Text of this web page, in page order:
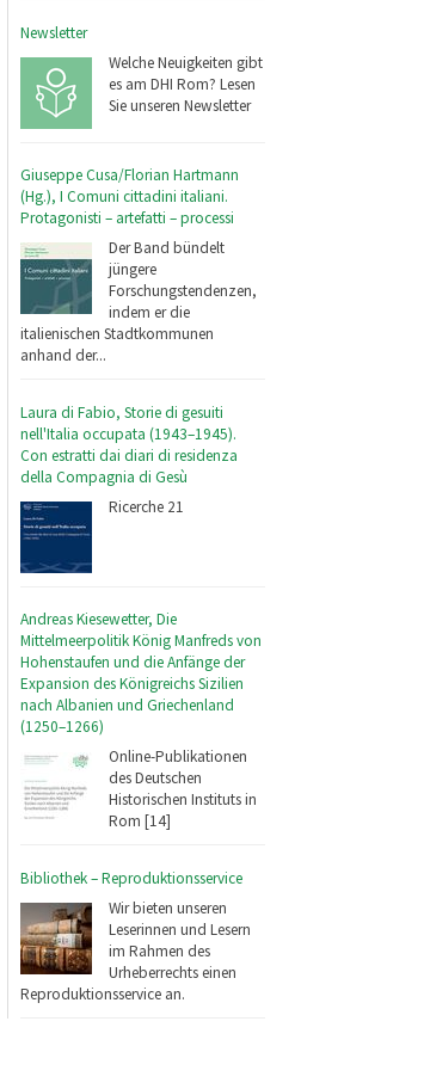
Newsletter
Welche Neuigkeiten gibt
es am DHI Rom? Lesen
Sie unseren Newsletter
Giuseppe Cusa/Florian Hartmann
(Hg.), I Comuni cittadini italiani.
Protagonisti – artefatti – processi
Der Band bündelt
jüngere
Forschungstendenzen,
indem er die
italienischen Stadtkommunen
anhand der...
Laura di Fabio, Storie di gesuiti
nell'Italia occupata (1943–1945).
Con estratti dai diari di residenza
della Compagnia di Gesù
Ricerche 21
Andreas Kiesewetter, Die
Mittelmeerpolitik König Manfreds von
Hohenstaufen und die Anfänge der
Expansion des Königreichs Sizilien
nach Albanien und Griechenland
(1250–1266)
Online-Publikationen
des Deutschen
Historischen Instituts in
Rom [14]
Bibliothek – Reproduktionsservice
Wir bieten unseren
Leserinnen und Lesern
im Rahmen des
Urheberrechts einen
Reproduktionsservice an.